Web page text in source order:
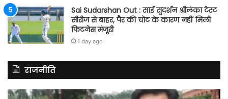
Sai Sudarshan Out : साई सुदर्शन श्रीलंका टेस्ट
सीरीज से बाहर, पैर की चोट के कारण नहीं मिली
फिटनेस मंजूरी
1 day ago
राजनीति